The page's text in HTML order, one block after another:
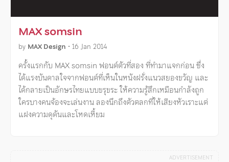
MAX somsin
by MAX Design • 16 Jan 2014
ครั้งแรกกับ MAX somsin ฟอนต์ตัวที่สอง ที่ทำมาแจกก่อน ซึ่ง
ได้แรงบันดาลใจจากฟอนต์ที่เห็นในหนังฝรั่งแนวสยองขวัญ และ
ได้กลายเป็นอักษรไทยแบบขรุขระ ให้ความรู้สึกเหมือนกำลังถูก
ใครบางคนจ้องจะเล่นงาน ลองนึกถึงตัวตลกที่ให้เสียงหัวเราะแต่
แฝงความดุดันและโหดเหี้ยม